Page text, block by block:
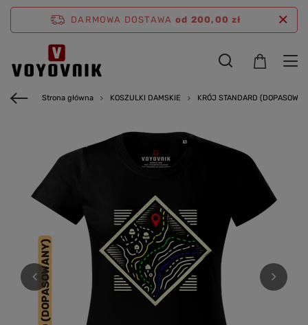
DARMOWA DOSTAWA od 200,00 zł
Strona główna KOSZULKI DAMSKIE KRÓJ STANDARD